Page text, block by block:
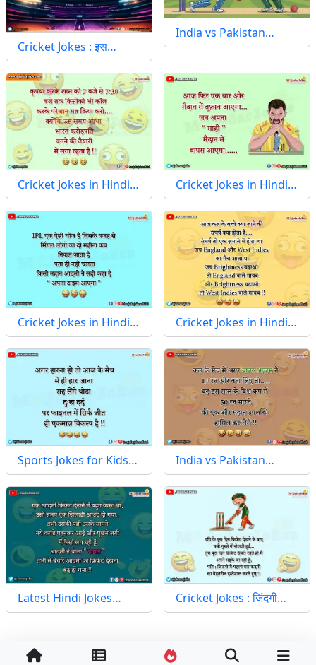
Cricket Jokes : इस…
India vs Pakistan…
Cricket Jokes in Hindi… Cricket Jokes in Hindi…
Cricket Jokes in Hindi… Cricket Jokes in Hindi…
Sports Jokes for Kids… India vs Pakistan…
Latest Hindi Jokes… Cricket Jokes : जिंदगी…